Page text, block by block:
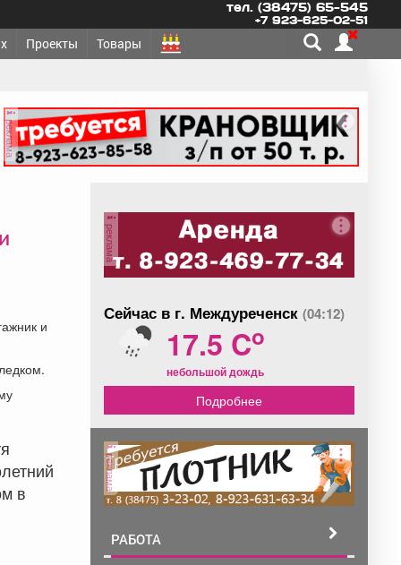
тел. (38475) 65-545
+7 923-625-02-51
Проекты Товары
реклама
и
в
реклама
Сейчас в г. Междуреченск (04:12)
17.5 Co
небольшой дождь
Подробнее
реклама
РАБОТА